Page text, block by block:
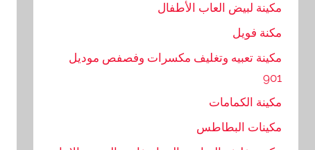
مكينة لبيض العاب الأطفال
مكنة فويل
مكينة تعبيه وتغليف مكسرات وفصفص موديل
901
مكينة الكمامات
مكينات البطاطس